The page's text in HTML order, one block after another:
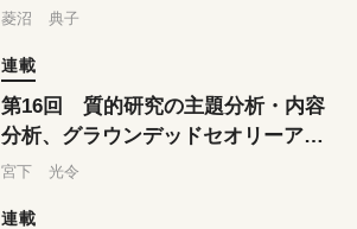
菱沼 典子
連載
第16回 質的研究の主題分析・内容
分析、グラウンデッドセオリーアプ
ローチはこう教えている
宮下 光令
連載